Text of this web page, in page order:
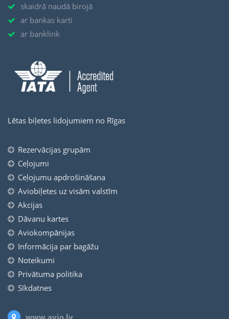
skaidrā naudā birojā
ar bankas karti
ar banklink
Lētas biļetes lidojumiem no Rīgas
Rezervācijas grupām
Ceļojumi
Ceļojumu apdrošināšana
Aviobiļetes uz visām valstīm
Akcijas
Dāvanu kartes
Aviokompānijas
Informācija par bagāžu
Noteikumi
Privātuma politika
Sīkdatnes